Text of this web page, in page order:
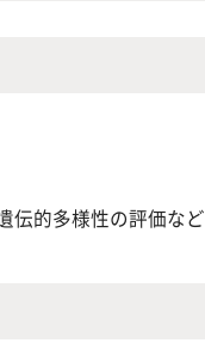
伝的多様性の評価など